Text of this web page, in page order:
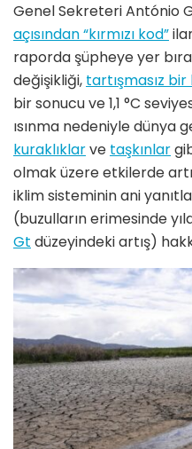
Genel Sekreteri António
açısından “kırmızı kod”
raporda şüpheye yer
değişikliği, tartışmasız
bir sonucu ve 1,1 °C
ısınma nedeniyle dünya
kuraklıklarve taşkınlar
olmak üzere etkilerde
iklim sisteminin ani
(buzulların erimesinde
Gt düzeyindeki artış)